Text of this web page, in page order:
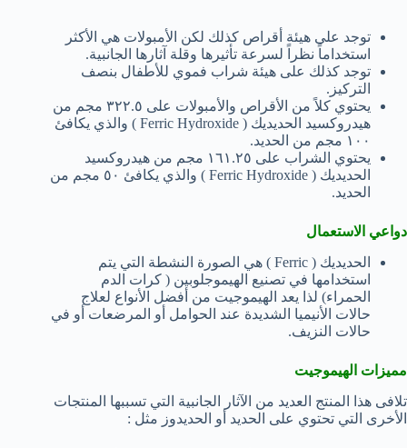
توجد على هيئة أقراص كذلك لكن الأمبولات هي الأكثر
استخداماً نظراً لسرعة تأثيرها وقلة آثارها الجانبية.
توجد كذلك على هيئة شراب فموي للأطفال بنصف
التركيز.
يحتوي كلاً من الأقراص والأمبولات على ٣٢٢.٥ مجم من
هيدروكسيد الحديديك ( Ferric Hydroxide ) والذي يكافئ
١٠٠ مجم من الحديد.
يحتوي الشراب على ١٦١.٢٥ مجم من هيدروكسيد
الحديديك ( Ferric Hydroxide ) والذي يكافئ ٥٠ مجم من
الحديد.
دواعي الاستعمال
الحديديك ( Ferric ) هي الصورة النشطة التي يتم
استخدامها في تصنيع الهيموجلوبين ( كرات الدم
الحمراء) لذا يعد الهيموجيت من أفضل الأنواع لعلاج
حالات الأنيميا الشديدة عند الحوامل أو المرضعات أو في
حالات النزيف.
مميزات الهيموجيت
تلافى هذا المنتج العديد من الآثار الجانبية التي تسببها المنتجات
الأخرى التي تحتوي على الحديد أو الحديدوز مثل :